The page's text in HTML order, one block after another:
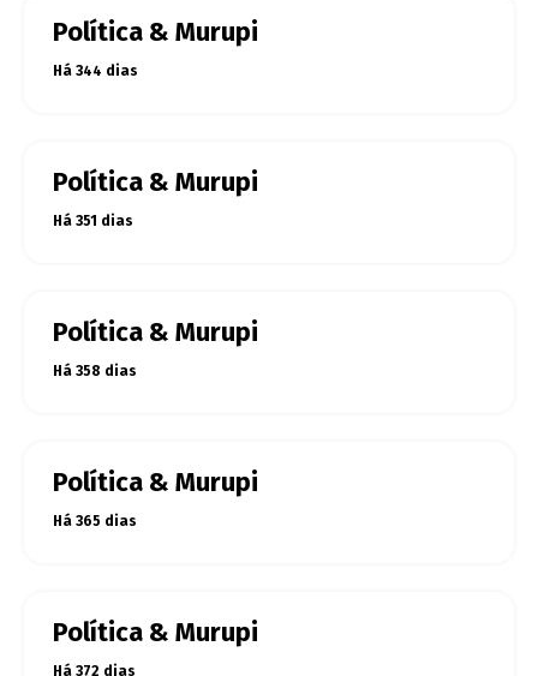
Política & Murupi
Há 344 dias
Política & Murupi
Há 351 dias
Política & Murupi
Há 358 dias
Política & Murupi
Há 365 dias
Política & Murupi
Há 372 dias